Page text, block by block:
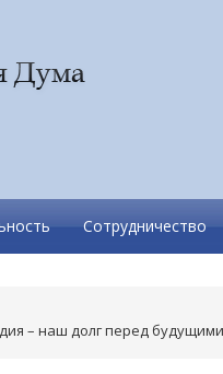
Сотрудничество
– наш долг перед